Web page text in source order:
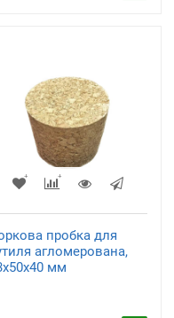
пробка для
агломерована,
мм